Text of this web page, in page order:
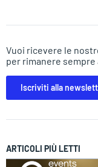
Vuoi ricevere le
per rimanere
Iscriviti alla
ARTICOLI PIÙ LETTI